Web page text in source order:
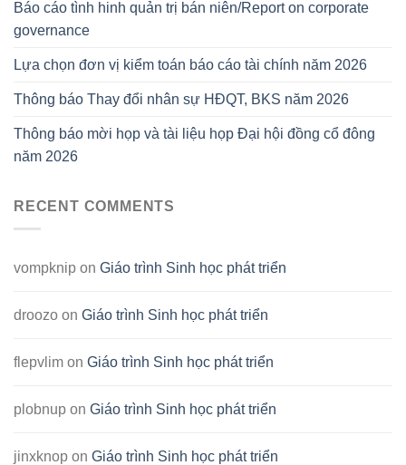
Báo cáo tình hinh quản trị bán niên/Report on corporate
governance
Lựa chọn đơn vị kiểm toán báo cáo tài chính năm 2026
Thông báo Thay đổi nhân sự HĐQT, BKS năm 2026
Thông báo mời họp và tài liệu họp Đại hội đồng cổ đông
năm 2026
RECENT COMMENTS
vompknip on Giáo trình Sinh học phát triển
droozo on Giáo trình Sinh học phát triển
flepvlim on Giáo trình Sinh học phát triển
plobnup on Giáo trình Sinh học phát triển
jinxknop on Giáo trình Sinh học phát triển